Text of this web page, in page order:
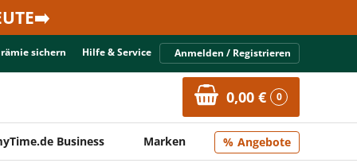
sichern Hilfe & Service Anmelden / Registrieren
0,00 € 0
Business Marken Angebote